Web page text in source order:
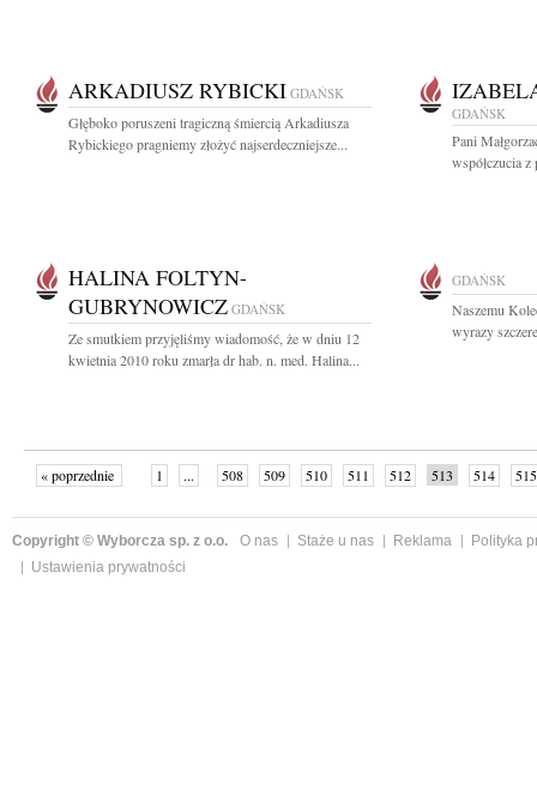
ARKADIUSZ RYBICKI GDAŃSK
Głęboko poruszeni tragiczną śmiercią Arkadiusza
Rybickiego pragniemy złożyć najserdeczniejsze...
GDAŃSK
Pani
współczucia
HALINA FOLTYN-
GUBRYNOWICZ GDAŃSK
Ze smutkiem przyjęliśmy wiadomość, że w dniu 12
kwietnia 2010 roku zmarła dr hab. n. med. Halina...
GDAŃSK
Naszemu
wyrazy
« poprzednie 1 ... 508 509 510 511 512 513 514
515
Copyright © Wyborcza sp. z o.o. O nas Staże u nas Reklama
Polityka
Ustawienia prywatności